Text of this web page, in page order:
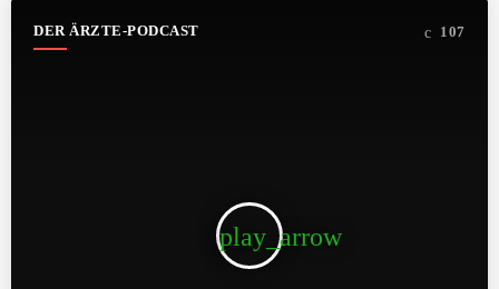
DER ÄRZTE-PODCAST
play_arrow
107